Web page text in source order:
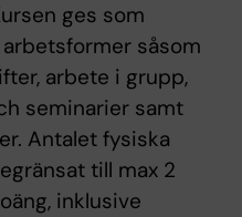
ges som
såsom
arbete i grupp,
seminarier samt
Antalet fysiska
till max 2
inklusive